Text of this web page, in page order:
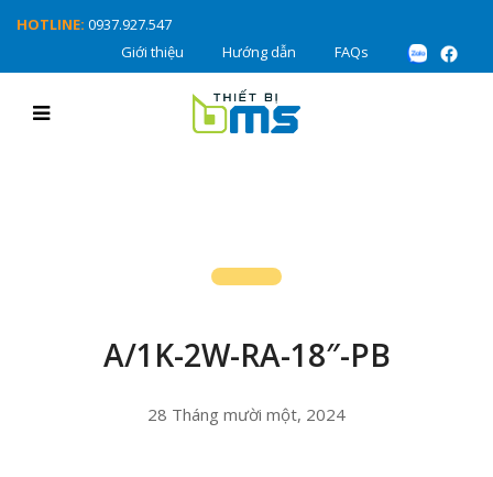
HOTLINE: 0937.927.547
Giới thiệu
Hướng dẫn FAQs
A/1K-2W-RA-18″-PB
28 Tháng mười một, 2024